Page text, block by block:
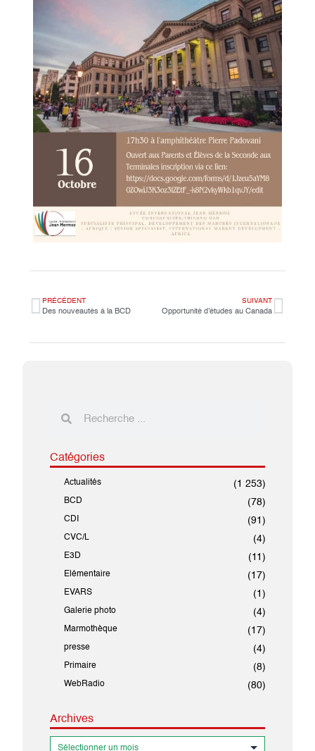
PRÉCÉDENT
Des nouveautés à la BCD
SUIVANT
Opportunité d’études au Canada
Catégories
Actualités (1 253)
BCD (78)
CDI (91)
CVC/L (4)
E3D (11)
Elémentaire (17)
EVARS (1)
Galerie photo (4)
Marmothèque (17)
presse (4)
Primaire (8)
WebRadio (80)
Archives